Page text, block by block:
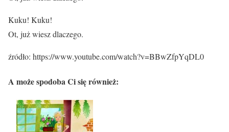
Kuku! Kuku!
Ot, już wiesz dlaczego.
źródło: https://www.youtube.com/watch?v=BBwZfpYqDL0
A może spodoba Ci się również: